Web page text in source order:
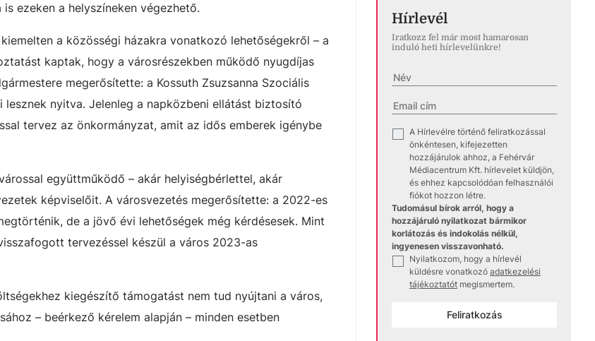
ezeken a helyszíneken végezhető.
a közösségi házakra vonatkozó lehetőségekről – a
kaptak, hogy a városrészekben működő nyugdíjas
megerősítette: a Kossuth Zsuzsanna Szociális
lesznek nyitva. Jelenleg a napközbeni ellátást biztosító
tervez az önkormányzat, amit az idős emberek igénybe
együttműködő – akár helyiségbérlettel, akár
képviselőit. A városvezetés megerősítette: a 2022-es
de a jövő évi lehetőségek még kérdésesek. Mint
tervezéssel készül a város 2023-as
kiegészítő támogatást nem tud nyújtani a város,
– beérkező kérelem alapján – minden esetben
Hírlevél
Iratkozz fel már most hamarosan
induló heti hírlevelünkre!
A Hírlevélre történő feliratkozással
önkéntesen, kifejezetten
hozzájárulok ahhoz, a Fehérvár
Médiacentrum Kft. hírlevelet küldjön,
és ehhez kapcsolódóan felhasználói
fiókot hozzon létre.
Tudomásul bírok arról, hogy a
hozzájáruló nyilatkozat bármikor
korlátozás és indokolás nélkül,
ingyenesen visszavonható.
Nyilatkozom, hogy a hírlevél
küldésre vonatkozó adatkezelési
tájékoztatót megismertem.
Feliratkozás